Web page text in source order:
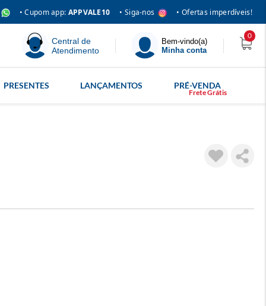
• Cupom app: APPVALE10 • Siga-nos • Ofertas imperdíveis!
Central de
Atendimento
Bem-vindo(a)
Minha conta
0
PRESENTES LANÇAMENTOS PRÉ-VENDA